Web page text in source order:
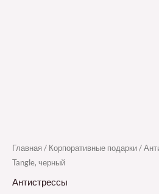
Главная / Корпоративные подарки/
Tangle, черный
Антистрессы